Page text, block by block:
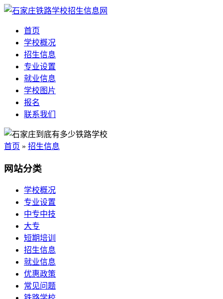
首页
学校概况
招生信息
专业设置
就业信息
学校图片
报名
联系我们
首页 » 招生信息
网站分类
学校概况
专业设置
中专中技
大专
短期培训
招生信息
就业信息
优惠政策
常见问题